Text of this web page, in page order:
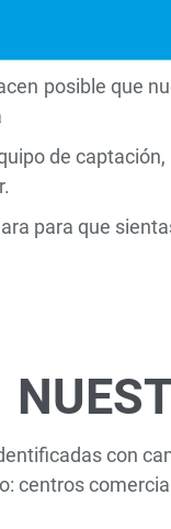
posible que
de
para que
con
centros